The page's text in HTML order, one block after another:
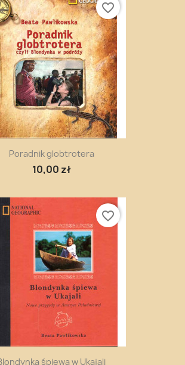
Poradnik globtrotera
10,00 zł
favorite_border
śpiewa w Ukajali
favorite_border